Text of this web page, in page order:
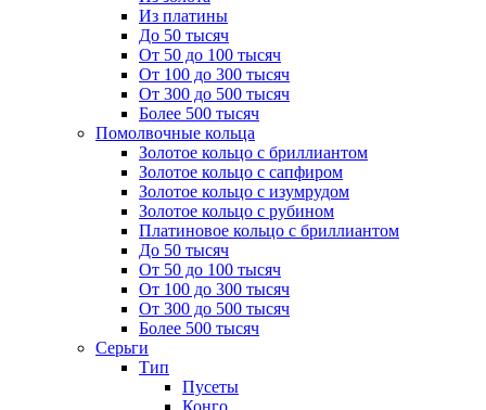
Из платины
До 50 тысяч
От 50 до 100 тысяч
От 100 до 300 тысяч
От 300 до 500 тысяч
Более 500 тысяч
Помолвочные кольца
Золотое кольцо с бриллиантом
Золотое кольцо с сапфиром
Золотое кольцо с изумрудом
Золотое кольцо с рубином
Платиновое кольцо с бриллиантом
До 50 тысяч
От 50 до 100 тысяч
От 100 до 300 тысяч
От 300 до 500 тысяч
Более 500 тысяч
Серьги
Тип
Пусеты
Конго